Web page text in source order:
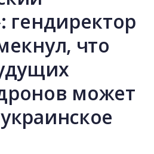
гендиректор
что
может